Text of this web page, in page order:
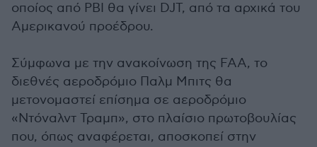
οποίος από PBI θα γίνει DJT, από τα αρχικά του
Αμερικανού προέδρου.
Σύμφωνα με την ανακοίνωση της FAA, το
διεθνές αεροδρόμιο Παλμ Μπιτς θα
μετονομαστεί επίσημα σε αεροδρόμιο
«Ντόναλντ Τραμπ», στο πλαίσιο πρωτοβουλίας
που, όπως αναφέρεται, αποσκοπεί στην